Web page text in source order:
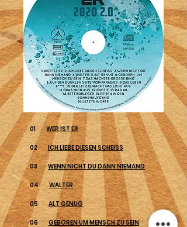
01WER IST ER
02ICH LIEBE DIESEN SCHEISS
03WENN NICHT DU DANN NIEMAND
04WALTER
05ALT GENUG
06GEBOREN UM MENSCH ZU SEIN